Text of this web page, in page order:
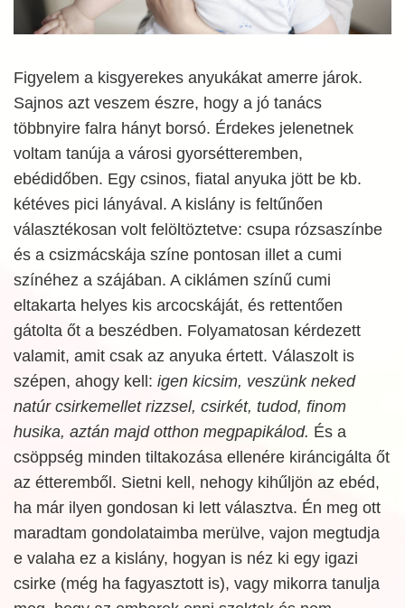
Figyelem a kisgyerekes anyukákat amerre járok.
Sajnos azt veszem észre, hogy a jó tanács
többnyire falra hányt borsó. Érdekes jelenetnek
voltam tanúja a városi gyorsétteremben,
ebédidőben. Egy csinos, fiatal anyuka jött be kb.
kétéves pici lányával. A kislány is feltűnően
választékosan volt felöltöztetve: csupa rózsaszínbe
és a csizmácskája színe pontosan illet a cumi
színéhez a szájában. A ciklámen színű cumi
eltakarta helyes kis arcocskáját, és rettentően
gátolta őt a beszédben. Folyamatosan kérdezett
valamit, amit csak az anyuka értett. Válaszolt is
szépen, ahogy kell: igen kicsim, veszünk neked
natúr csirkemellet rizzsel, csirkét, tudod, finom
husika, aztán majd otthon megpapikálod. És a
csöppség minden tiltakozása ellenére kiráncigálta őt
az étteremből. Sietni kell, nehogy kihűljön az ebéd,
ha már ilyen gondosan ki lett választva. Én meg ott
maradtam gondolataimba merülve, vajon megtudja
e valaha ez a kislány, hogyan is néz ki egy igazi
csirke (még ha fagyasztott is), vagy mikorra tanulja